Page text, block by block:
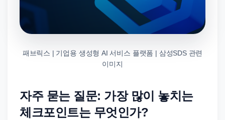
패브릭스 | 기업용 생성형 AI 서비스 플랫폼 | 삼성SDS 관련
이미지
자주 묻는 질문: 가장 많이 놓치는
체크포인트는 무엇인가?